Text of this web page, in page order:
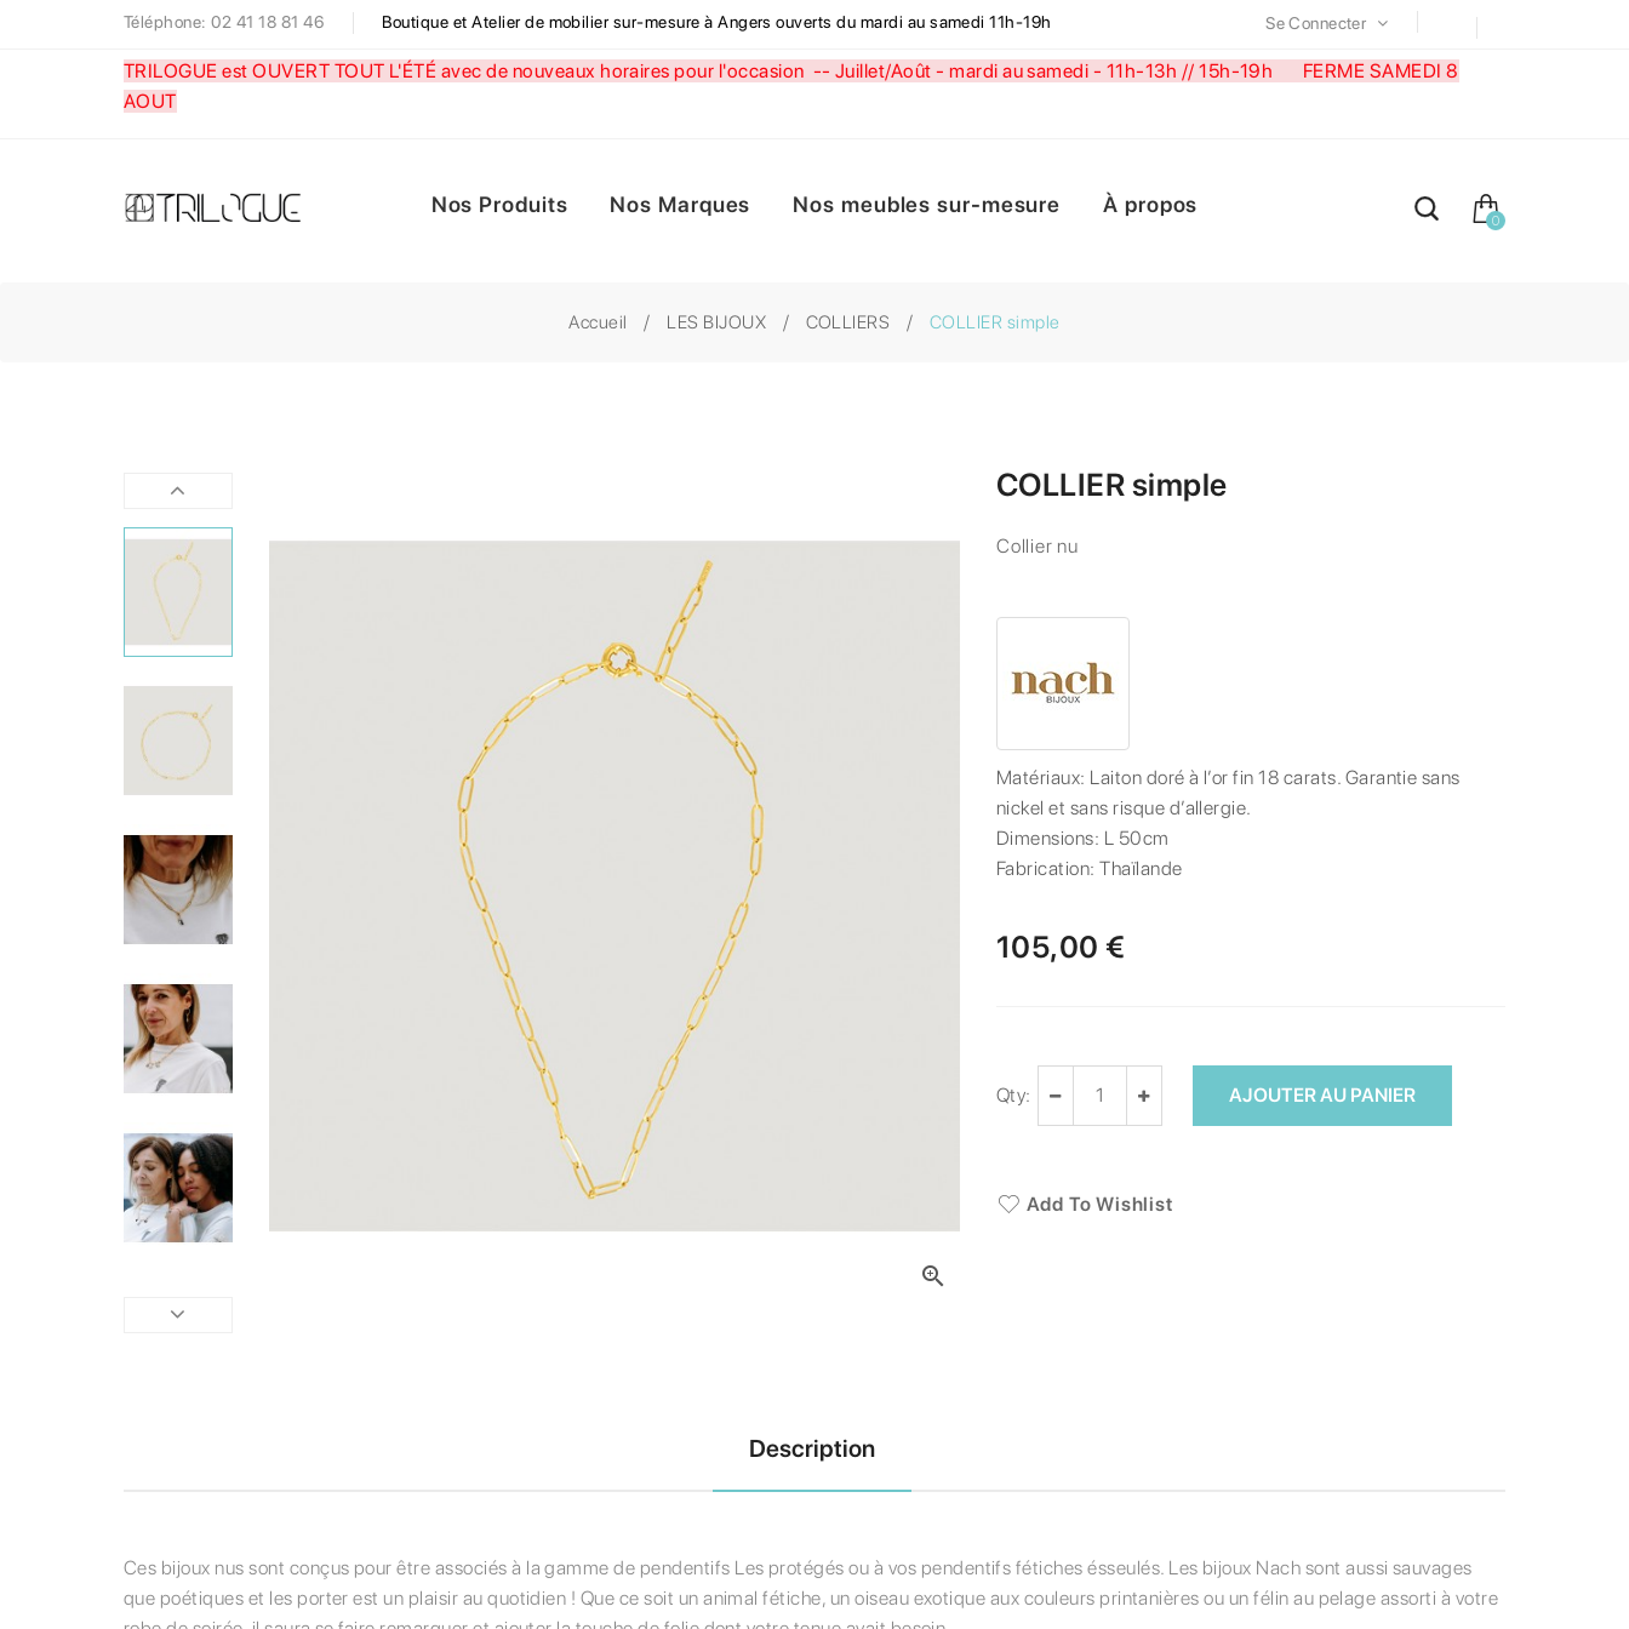
Téléphone: 02 41 18 81 46 Boutique et Atelier de mobilier sur-mesure à Angers ouverts du mardi au samedi 11h-19h Se Connecter
TRILOGUE est OUVERT TOUT L'ÉTÉ avec de nouveaux horaires pour l'occasion -- Juillet/Août - mardi au samedi - 11h-13h // 15h-19h FERME SAMEDI 8
AOUT
Nos Produits Nos Marques Nos meubles sur-mesure À propos
0
Accueil LES BIJOUX COLLIERS COLLIER simple

COLLIER simple
Collier nu
Matériaux: Laiton doré à l’or fin 18 carats. Garantie sans
nickel et sans risque d’allergie.
Dimensions: L 50cm
Fabrication:Thaïlande
105,00 €
Qty: AJOUTER AU PANIER
Add To Wishlist
Description
Ces bijoux nus sont conçus pour être associés à la gamme de pendentifs Les protégés ou à vos pendentifs fétiches ésseulés. Les bijoux Nach sont aussi sauvages
que poétiques et les porter est un plaisir au quotidien ! Que ce soit un animal fétiche, un oiseau exotique aux couleurs printanières ou un félin au pelage assorti à votre